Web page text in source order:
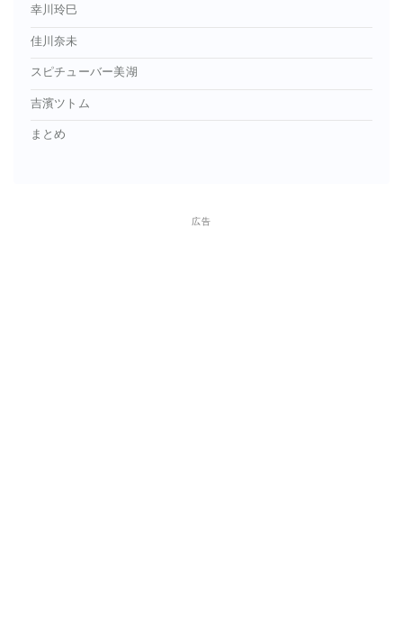
幸川玲巳
佳川奈未
スピチューバー美湖
吉濱ツトム
まとめ
広告